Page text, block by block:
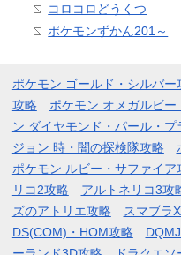
コロコロどうくつ
ポケモンずかん201～
ポケモン ゴールド・シルバー
攻略
ポケモン オメガルビ
ン ダイヤモンド・パール・プ
ジョン 時・闇の探検隊攻略
ポケモン ルビー・サファイア
リコ2攻略
アルトネリコ3攻
ズのアトリエ攻略
スマブラ
DS(COM)・HOM攻略